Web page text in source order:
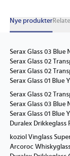
Nye produkter
Serax Glass 03 Blue
Serax Glass 02
Serax Glass 02
Serax Glass 01 Blue
Serax Glass 02
Serax Glass 03 Blue
Serax Glass 01 Blue